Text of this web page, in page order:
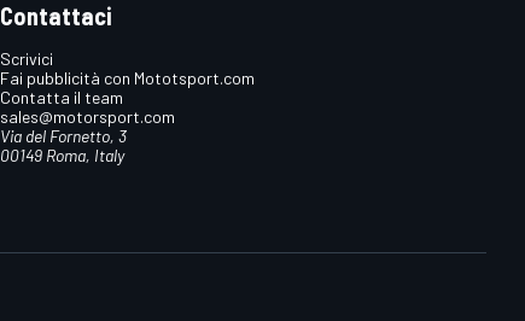
Contattaci
Scrivici
Fai pubblicità con Mototsport.com
Contatta il team
sales@motorsport.com
Via del Fornetto, 3
00149 Roma, Italy